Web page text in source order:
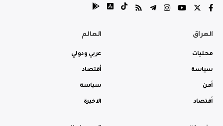
العراق
محليات
سياسة
أمن
أقتصاد
العالم
عربي ودولي
أقتصاد
سياسة
الاخيرة